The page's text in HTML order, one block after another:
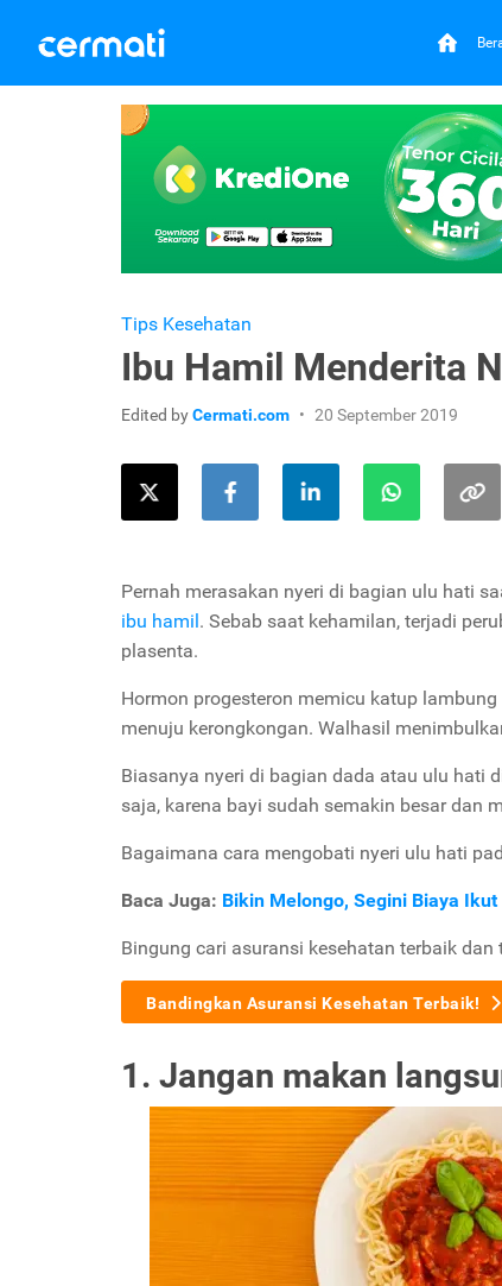
Tips Kesehatan
Ibu Hamil Menderita
Edited byCermati.com 20 September 2019
Pernah merasakan nyeri di bagian ulu hati
ibu hamil. Sebab saat kehamilan, terjadi
plasenta.
Hormon progesteron memicu katup
menuju kerongkongan. Walhasil
Biasanya nyeri di bagian dada atau ulu hati
saja, karena bayi sudah semakin besar dan
Bagaimana cara mengobati nyeri ulu hati
Baca Juga: Bikin Melongo, Segini Biaya
Bingung cari asuransi kesehatan terbaik
Bandingkan Asuransi Kesehatan Terbaik!
1. Jangan makan